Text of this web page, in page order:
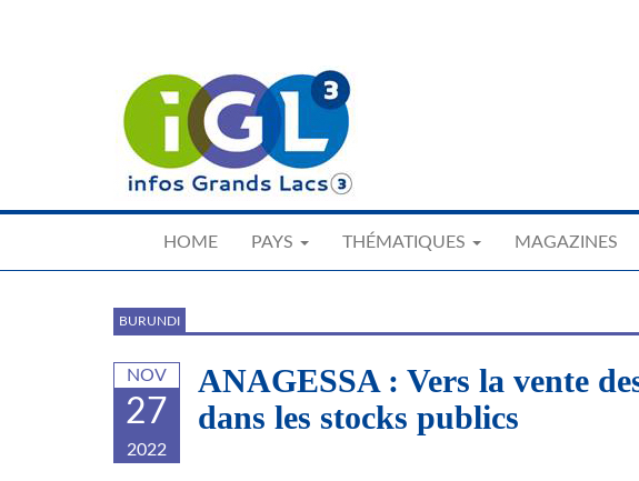
HOME PAYS THÉMATIQUES MAGAZINES
BURUNDI
NOV
27
2022
ANAGESSA : Vers la vente
dans les stocks publics